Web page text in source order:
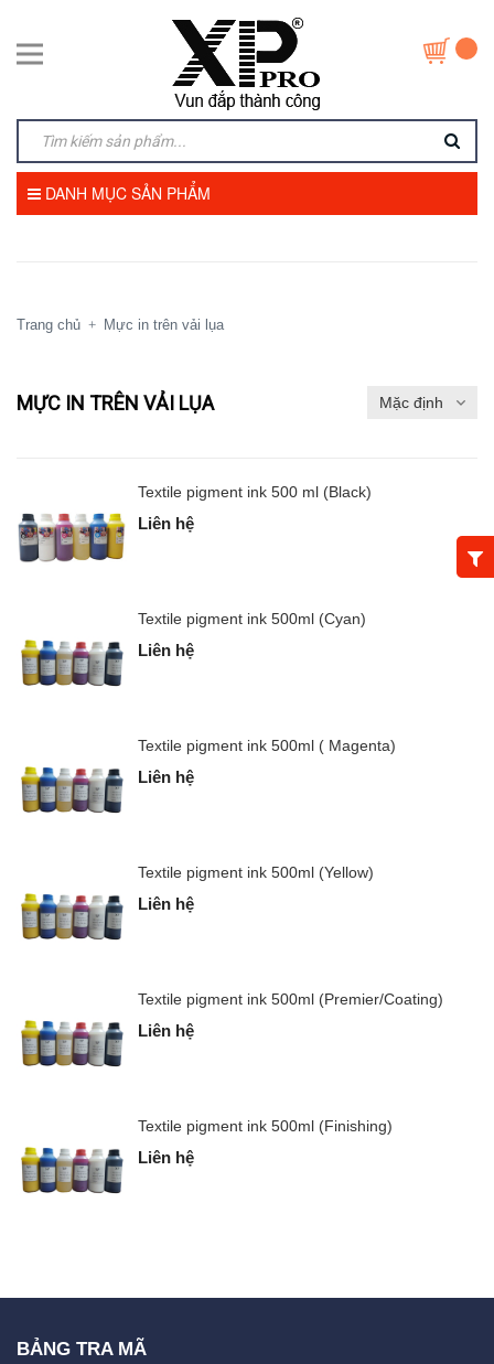
DANH MỤC SẢN PHẨM
Trang chủ + Mực in trên vải lụa
MỰC IN TRÊN VẢI LỤA
Textile pigment ink 500 ml (Black)
Liên hệ
Textile pigment ink 500ml (Cyan)
Liên hệ
Textile pigment ink 500ml ( Magenta)
Liên hệ
Textile pigment ink 500ml (Yellow)
Liên hệ
Textile pigment ink 500ml (Premier/Coating)
Liên hệ
Textile pigment ink 500ml (Finishing)
Liên hệ
BẢNG TRA MÃ